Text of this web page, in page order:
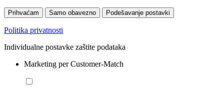
Prihvaćam Samo obavezno Podešavanje postavki
Politika privatnosti
Individualne postavke zaštite podataka
Marketing per Customer-Match